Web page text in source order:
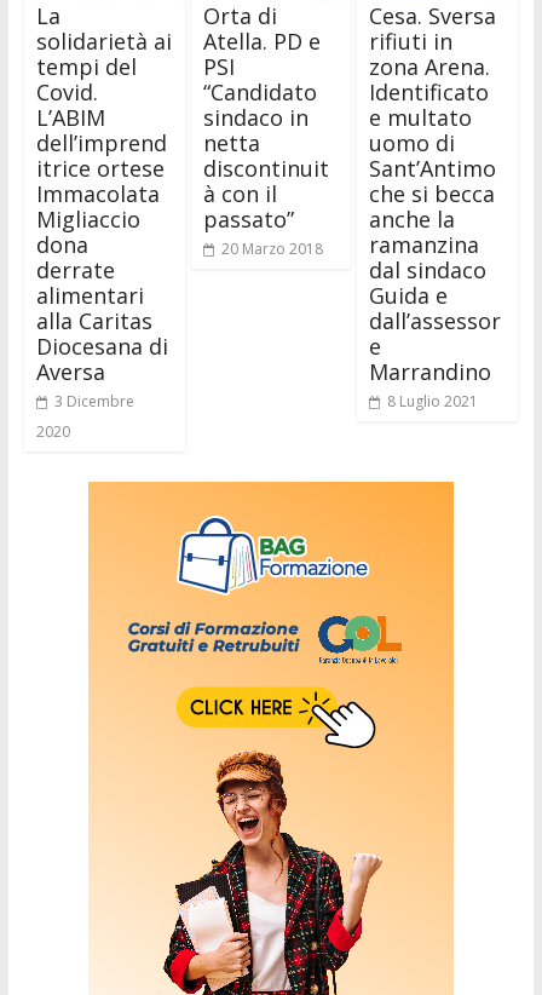
La
solidarietà ai
tempi del
Covid.
L’ABIM
dell’imprend
itrice ortese
Immacolata
Migliaccio
dona
derrate
alimentari
alla Caritas
Diocesana di
Aversa
3 Dicembre
2020
Orta di
Atella. PD e
PSI
“Candidato
sindaco in
netta
discontinuit
à con il
passato”
20 Marzo 2018
Cesa. Sversa
rifiuti in
zona Arena.
Identificato
e multato
uomo di
Sant’Antimo
che si becca
anche la
ramanzina
dal sindaco
Guida e
dall’assessor
e
Marrandino
8 Luglio 2021